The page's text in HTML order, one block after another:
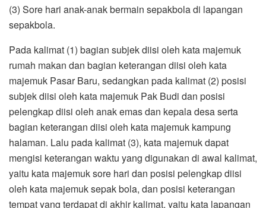
(3) Sore hari anak-anak bermain sepakbola di lapangan
sepakbola.
Pada kalimat (1) bagian subjek diisi oleh kata majemuk
rumah makan dan bagian keterangan diisi oleh kata
majemuk Pasar Baru, sedangkan pada kalimat (2) posisi
subjek diisi oleh kata majemuk Pak Budi dan posisi
pelengkap diisi oleh anak emas dan kepala desa serta
bagian keterangan diisi oleh kata majemuk kampung
halaman. Lalu pada kalimat (3), kata majemuk dapat
mengisi keterangan waktu yang digunakan di awal kalimat,
yaitu kata majemuk sore hari dan posisi pelengkap diisi
oleh kata majemuk sepak bola, dan posisi keterangan
tempat yang terdapat di akhir kalimat, yaitu kata lapangan